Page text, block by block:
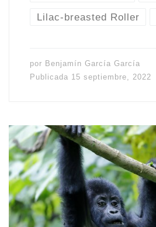
Lilac-breasted Roller
por Benjamín García García
Publicada 15 septiembre, 2022